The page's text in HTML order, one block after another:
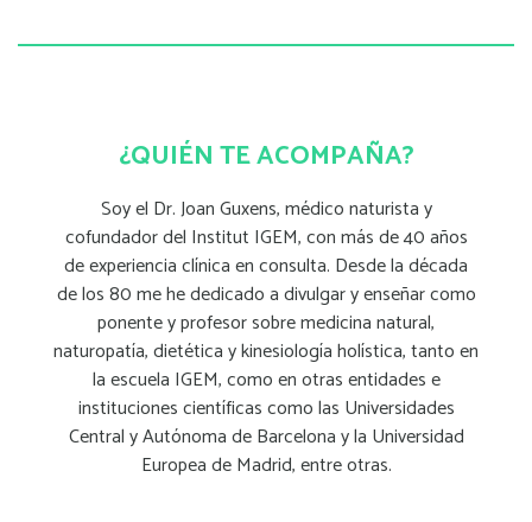
¿QUIÉN TE ACOMPAÑA?
Soy el Dr. Joan Guxens, médico naturista y
cofundador del Institut IGEM, con más de 40 años
de experiencia clínica en consulta. Desde la década
de los 80 me he dedicado a divulgar y enseñar como
ponente y profesor sobre medicina natural,
naturopatía, dietética y kinesiología holística, tanto en
la escuela IGEM, como en otras entidades e
instituciones científicas como las Universidades
Central y Autónoma de Barcelona y la Universidad
Europea de Madrid, entre otras.